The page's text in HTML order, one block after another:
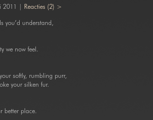
| Reacties (2) >
you’d understand,
we now feel.
softly, rumbling purr,
your silken fur.
better place.